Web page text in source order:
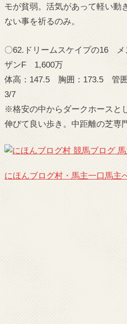
モが貧弱。活気があって軽い動
ない事を祈るのみ。
〇62.ドリームスケイプの16
ザンF 1,600万
体高：147.5 胸囲：173.5 管
3/7
※格安の中からダークホースと
伸びて良い歩き。中距離の芝専門
にほんブログ村・馬主一口馬主